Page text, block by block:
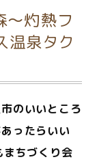
灼熱フ
温泉タク
のいいところ
ったらいい
ちづくり会